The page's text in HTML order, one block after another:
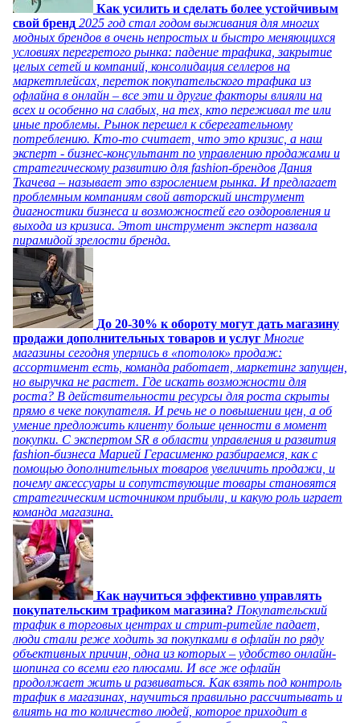
Как усилить и сделать более устойчивым
свой бренд 2025 год стал годом выживания для многих
модных брендов в очень непростых и быстро меняющихся
условиях перегретого рынка: падение трафика, закрытие
целых сетей и компаний, консолидация селлеров на
маркетплейсах, переток покупательского трафика из
офлайна в онлайн – все эти и другие факторы влияли на
всех и особенно на слабых, на тех, кто переживал те или
иные проблемы. Рынок перешел к сберегательному
потреблению. Кто-то считает, что это кризис, а наш
эксперт - бизнес-консультант по управлению продажами и
стратегическому развитию для fashion-брендов Дания
Ткачева – называет это взрослением рынка. И предлагает
проблемным компаниям свой авторский инструмент
диагностики бизнеса и возможностей его оздоровления и
выхода из кризиса. Этот инструмент эксперт назвала
пирамидой зрелости бренда.
До 20-30% к обороту могут дать магазину
продажи дополнительных товаров и услуг Многие
магазины сегодня уперлись в «потолок» продаж:
ассортимент есть, команда работает, маркетинг запущен,
но выручка не растет. Где искать возможности для
роста? В действительности ресурсы для роста скрыты
прямо в чеке покупателя. И речь не о повышении цен, а об
умение предложить клиенту больше ценности в момент
покупки. С экспертом SR в области управления и развития
fashion-бизнеса Марией Герасименко разбираемся, как с
помощью дополнительных товаров увеличить продажи, и
почему аксессуары и сопутствующие товары становятся
стратегическим источником прибыли, и какую роль играет
команда магазина.
Как научиться эффективно управлять
покупательским трафиком магазина? Покупательский
трафик в торговых центрах и стрит-ритейле падает,
люди стали реже ходить за покупками в офлайн по ряду
объективных причин, одна из которых – удобство онлайн-
шопинга со всеми его плюсами. И все же офлайн
продолжает жить и развиваться. Как взять под контроль
трафик в магазинах, научиться правильно рассчитывать и
влиять на то количество людей, которое приходит в